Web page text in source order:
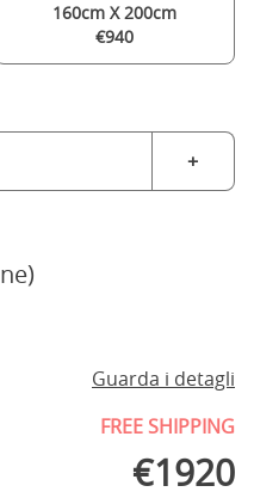
160cm X 200cm
€940
+
Guarda i detagli
FREE SHIPPING
€1920